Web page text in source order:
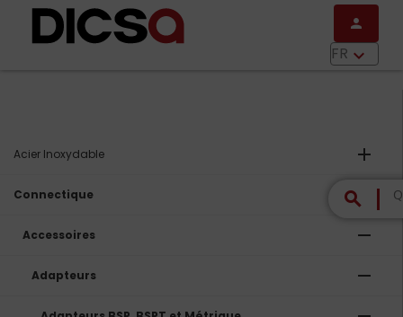
Aller au contenu principal
person
FR keyboard_arrow_down
search
Acier Inoxydable add
Connectique remove
Accessoires remove
Adapteurs remove